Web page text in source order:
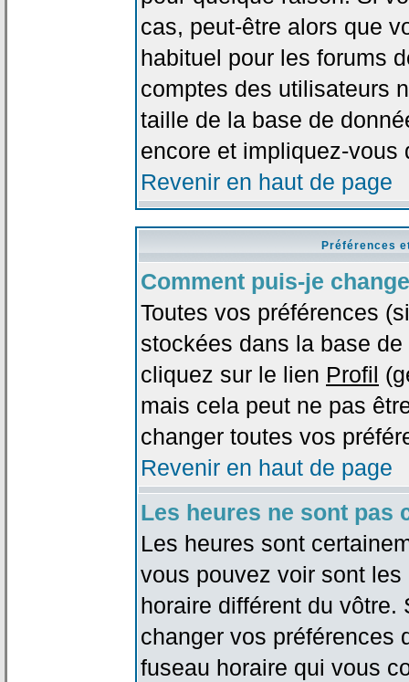
cas, peut-être alors que
habituel pour les forums
comptes des utilisateurs
taille de la base de
encore et impliquez-
Revenir en haut de page
Préférences
Comment puis-je
Toutes vos préférences
stockées dans la base
cliquez sur le lien Profil
mais cela peut ne pas
changer toutes vos
Revenir en haut de page
Les heures ne sont pas
Les heures sont
vous pouvez voir sont
horaire différent du
changer vos préférences
fuseau horaire qui vous